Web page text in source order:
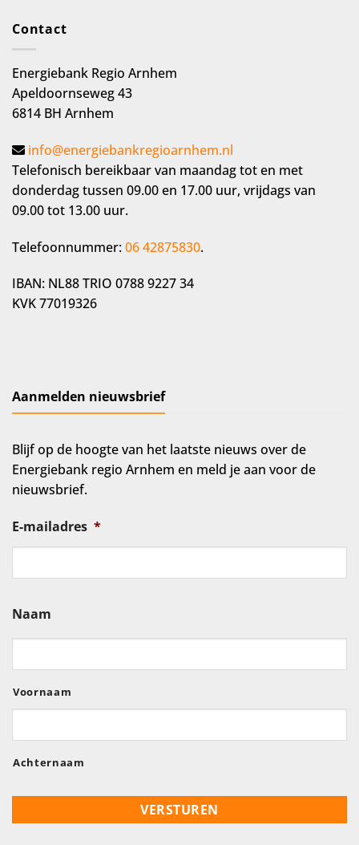
Contact
Energiebank Regio Arnhem
Apeldoornseweg 43
6814 BH Arnhem
info@energiebankregioarnhem.nl
Telefonisch bereikbaar van maandag tot en met
donderdag tussen 09.00 en 17.00 uur, vrijdags van
09.00 tot 13.00 uur.
Telefoonnummer:06 42875830.
IBAN: NL88 TRIO 0788 9227 34
KVK 77019326
Aanmelden nieuwsbrief
Blijf op de hoogte van het laatste nieuws over de
Energiebank regio Arnhem en meld je aan voor de
nieuwsbrief.
E-mailadres *
Naam
Voornaam
Achternaam